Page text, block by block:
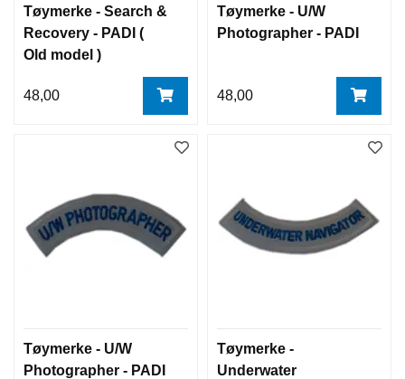
Tøymerke - Search &
Recovery - PADI (
Old model )
48,00
Tøymerke - U/W
Photographer - PADI
48,00
Tøymerke - U/W
Photographer - PADI
Tøymerke -
Underwater